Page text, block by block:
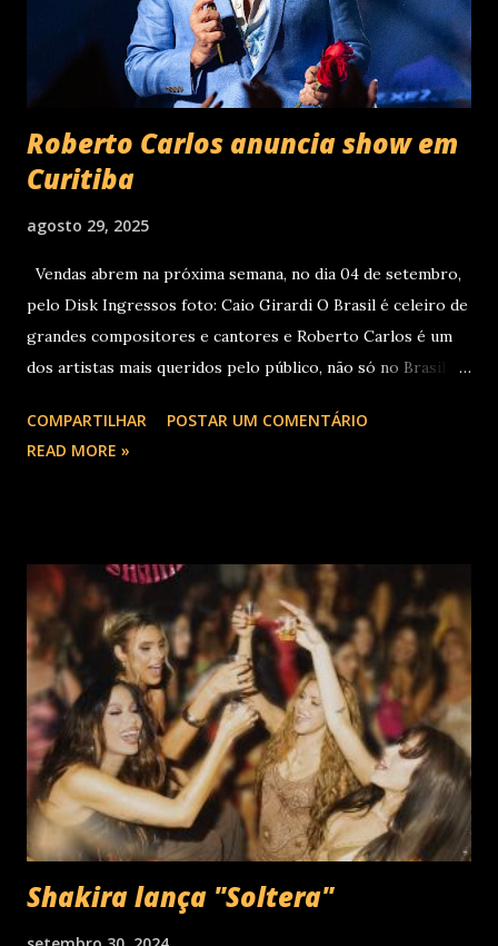
Roberto Carlos anuncia show em
Curitiba
agosto 29, 2025
Vendas abrem na próxima semana, no dia 04 de setembro,
pelo Disk Ingressos foto: Caio Girardi O Brasil é celeiro de
grandes compositores e cantores e Roberto Carlos é um
dos artistas mais queridos pelo público, não só no Brasil
lançados em seu país tem sua carreira pautada em
lançamentos simultâneos em português e espanhol desde a
feira), quando Roberto Carlos se apresentará em Curitiba
– PR , na Teatro Positivo (Rua Prof. Pedro Viriato Parigot
de Souza, 5300 - Campo Comprido, Curitiba - PR). Abertura
das vendas on-line e físicas no dia 04 de setembro ao meio
dia. A produção e realização são da Cult! Produções, RW7
Production& Entertainment e RC Produções. Roberto
Carlos começou o ano de 2025 se apresentando n...
COMPARTILHAR
POSTAR UM COMENTÁRIO
READ MORE »
Shakira lança "Soltera"